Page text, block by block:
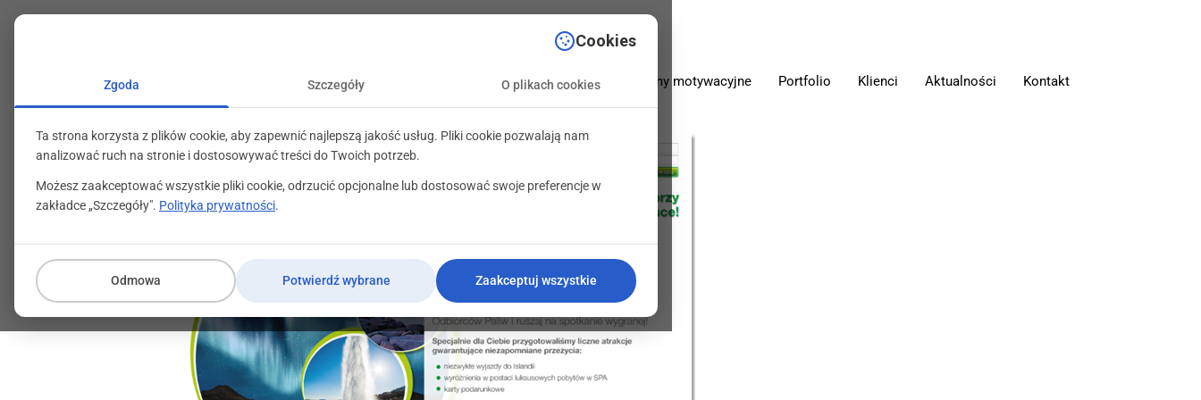
O firmie Oferta Programy motywacyjne Portfolio Klienci Aktualności Kontakt
Cookies
Zgoda Szczegóły O plikach cookies
Ta strona korzysta z plików cookie, aby zapewnić najlepszą jakość usług. Pliki cookie pozwalają nam
analizować ruch na stronie i dostosowywać treści do Twoich potrzeb.
Możesz zaakceptować wszystkie pliki cookie, odrzucić opcjonalne lub dostosować swoje preferencje w
zakładce „Szczegóły". Polityka prywatności.
Odmowa Potwierdź wybrane Zaakceptuj wszystkie